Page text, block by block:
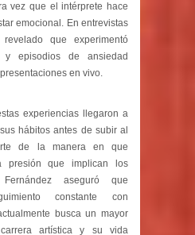
vez que el intérprete hace
emocional. En entrevistas
que experimentó
episodios de ansiedad
en vivo.
experiencias llegaron a
hábitos antes de subir al
de la manera en que
presión que implican los
aseguró que
constante con
busca un mayor
artística y su vida